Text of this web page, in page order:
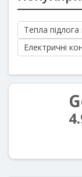
Тепла підлога
Електричні